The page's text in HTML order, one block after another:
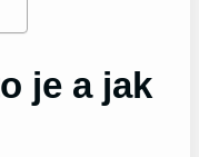
je a jak